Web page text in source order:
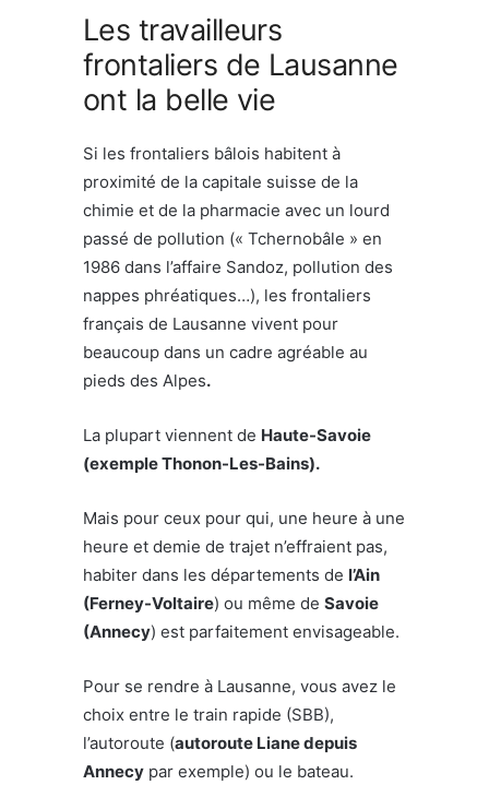
Les travailleurs
frontaliers de Lausanne
ont la belle vie
Si les frontaliers bâlois habitent à
proximité de la capitale suisse de la
chimie et de la pharmacie avec un lourd
passé de pollution (« Tchernobâle » en
1986 dans l’affaire Sandoz, pollution des
nappes phréatiques…), les frontaliers
français de Lausanne vivent pour
beaucoup dans un cadre agréable au
pieds des Alpes.
La plupart viennent de Haute-Savoie
(exemple Thonon-Les-Bains).
Mais pour ceux pour qui, une heure à une
heure et demie de trajet n’effraient pas,
habiter dans les départements de l’Ain
(Ferney-Voltaire) ou même de Savoie
(Annecy) est parfaitement envisageable.
Pour se rendre à Lausanne, vous avez le
choix entre le train rapide (SBB),
l’autoroute (autoroute Liane depuis
Annecy par exemple) ou le bateau.